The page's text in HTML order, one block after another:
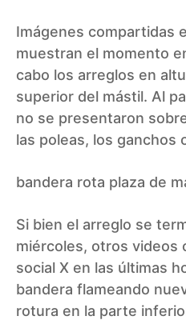
Imágenes compartidas
muestran el momento
cabo los arreglos en
superior del mástil. Al
no se presentaron
las poleas, los ganchos
bandera rota plaza de
Si bien el arreglo se
miércoles, otros videos
social X en las últimas
bandera flameando
rotura en la parte